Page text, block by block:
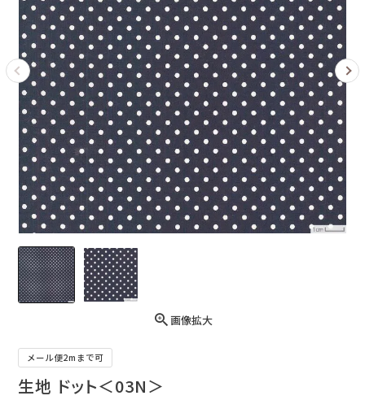
画像拡大
メール便2mまで可
生地 ドット＜03N＞